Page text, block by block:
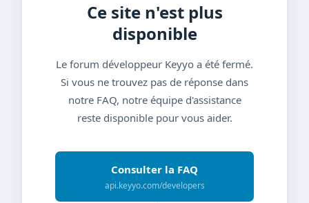
Ce site n'est plus
disponible
Le forum développeur Keyyo a été fermé.
Si vous ne trouvez pas de réponse dans
notre FAQ, notre équipe d'assistance
reste disponible pour vous aider.
Consulter la FAQ
api.keyyo.com/developers